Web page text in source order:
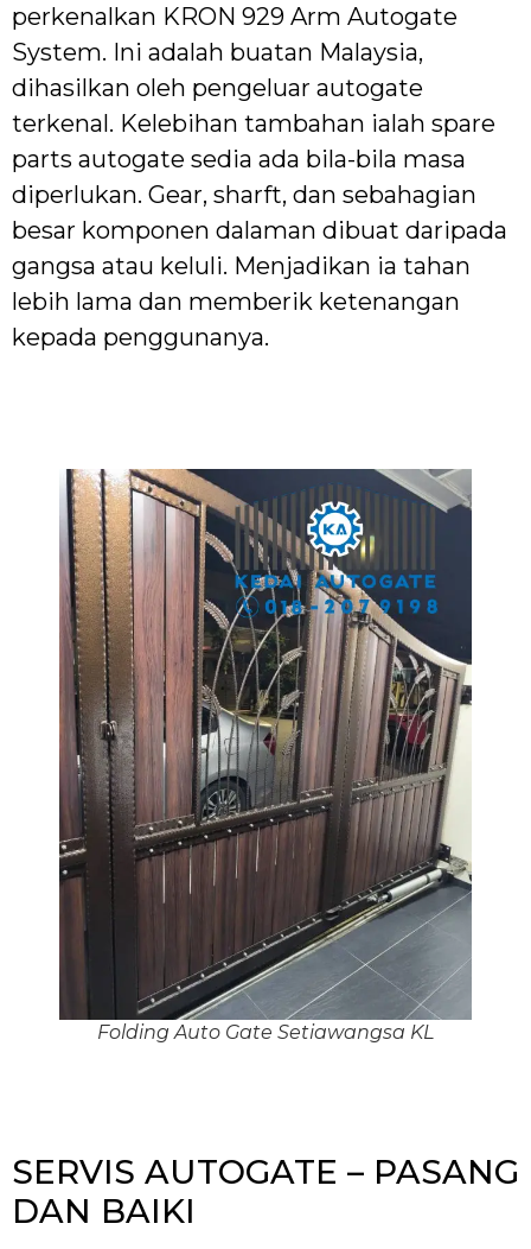
perkenalkan KRON 929 Arm Autogate
System. Ini adalah buatan Malaysia,
dihasilkan oleh pengeluar autogate
terkenal. Kelebihan tambahan ialah spare
parts autogate sedia ada bila-bila masa
diperlukan. Gear, sharft, dan sebahagian
besar komponen dalaman dibuat daripada
gangsa atau keluli. Menjadikan ia tahan
lebih lama dan memberik ketenangan
kepada penggunanya.
Folding Auto Gate Setiawangsa KL
SERVIS AUTOGATE – PASANG
DAN BAIKI